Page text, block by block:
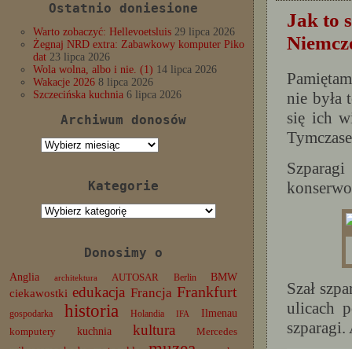
Ostatnio doniesione
Warto zobaczyć: Hellevoetsluis 29 lipca 2026
Żegnaj NRD extra: Zabawkowy komputer Piko
dat 23 lipca 2026
Wola wolna, albo i nie. (1) 14 lipca 2026
Wakacje 2026 8 lipca 2026
Szczecińska kuchnia 6 lipca 2026
Archiwum donosów
Archiwum
Kategorie
Kategorie
Donosimy o
Anglia architektura AUTOSAR Berlin BMW
ciekawostki edukacja Francja Frankfurt
gospodarka historia Holandia IFA
Ilmenau
komputery
kuchnia kultura Mercedes
Jak to
nie była
się ich
Szał
ulicach